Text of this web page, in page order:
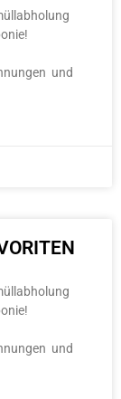
und
und